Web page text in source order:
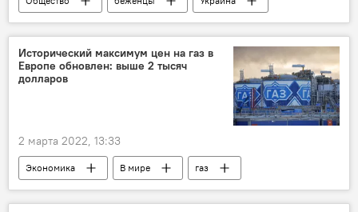
В Молдове
Исторический максимум цен на газ в
Европе обновлен: выше 2 тысяч
долларов
2 марта 2022, 13:33
Экономика В мире газ